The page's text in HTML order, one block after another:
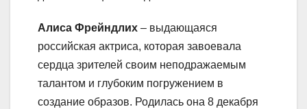
Алиса Фрейндлих – выдающаяся
российская актриса, которая завоевала
сердца зрителей своим неподражаемым
талантом и глубоким погружением в
создание образов. Родилась она 8 декабря